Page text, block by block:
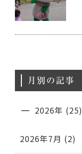
月別の記事
2026年 (25)
2026年7月 (2)